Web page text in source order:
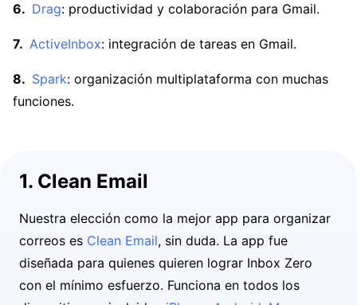
Drag: productividad y colaboración para Gmail.
ActiveInbox: integración de tareas en Gmail.
Spark: organización multiplataforma con muchas
funciones.
1. Clean Email
Nuestra elección como la mejor app para organizar
correos es Clean Email, sin duda. La app fue
diseñada para quienes quieren lograr Inbox Zero
con el mínimo esfuerzo. Funciona en todos los